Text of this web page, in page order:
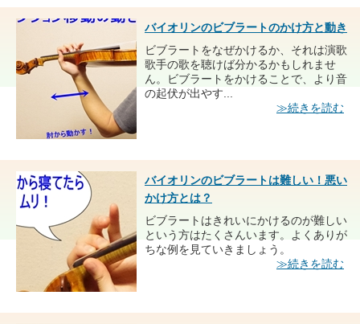
バイオリンのビブラートのかけ方と動き
ビブラートをなぜかけるか、それは演歌
歌手の歌を聴けば分かるかもしれませ
ん。ビブラートをかけることで、より音
の起伏が出やす...
≫続きを読む
バイオリンのビブラートは難しい！悪い
かけ方とは？
ビブラートはきれいにかけるのが難しい
という方はたくさんいます。よくありが
ちな例を見ていきましょう。
≫続きを読む